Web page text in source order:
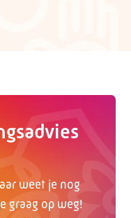
weet je nog
graag op weg!